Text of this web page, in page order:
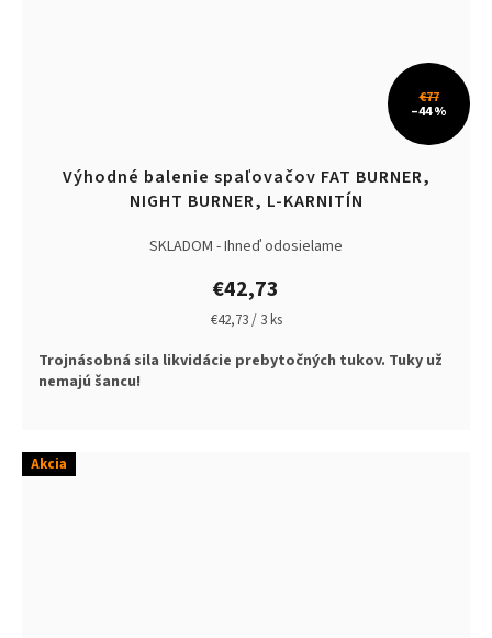
€77
–44 %
Výhodné balenie spaľovačov FAT BURNER,
NIGHT BURNER, L-KARNITÍN
SKLADOM - Ihneď odosielame
€42,73
Jednotková
€42,73 / 3 ks
Trojnásobná sila likvidácie prebytočných tukov. Tuky už
nemajú šancu!
Akcia